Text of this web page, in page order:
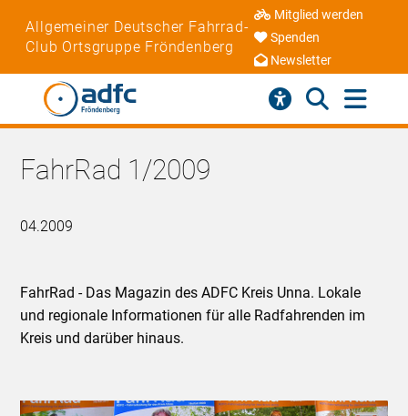
Allgemeiner Deutscher Fahrrad-
Club Ortsgruppe Fröndenberg
Mitglied werden
Spenden
Newsletter
FahrRad 1/2009
04.2009
FahrRad - Das Magazin des ADFC Kreis Unna. Lokale
und regionale Informationen für alle Radfahrenden im
Kreis und darüber hinaus.